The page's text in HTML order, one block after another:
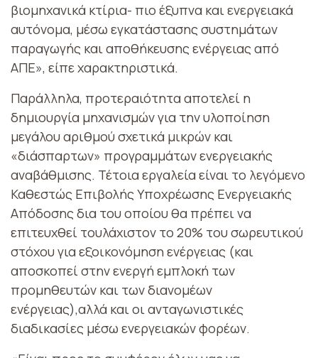
βιομηχανικά κτίρια- πιο έξυπνα και ενεργειακά
αυτόνομα, μέσω εγκατάστασης συστημάτων
παραγωγής και αποθήκευσης ενέργειας από
ΑΠΕ», είπε χαρακτηριστικά.
Παράλληλα, προτεραιότητα αποτελεί η
δημιουργία μηχανισμών για την υλοποίηση
μεγάλου αριθμού σχετικά μικρών και
«διάσπαρτων» προγραμμάτων ενεργειακής
αναβάθμισης. Τέτοια εργαλεία είναι το λεγόμενο
Καθεστώς Επιβολής Υποχρέωσης Ενεργειακής
Απόδοσης δια του οποίου θα πρέπει να
επιτευχθεί τουλάχιστον το 20% του σωρευτικού
στόχου για εξοικονόμηση ενέργειας (και
αποσκοπεί στην ενεργή εμπλοκή των
προμηθευτών και των διανομέων
ενέργειας),αλλά και οι ανταγωνιστικές
διαδικασίες μέσω ενεργειακών φορέων.